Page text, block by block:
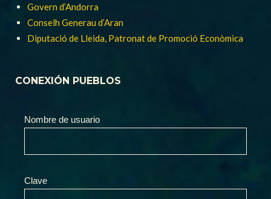
Govern d’Andorra
Conselh Generau d’Aran
Diputació de Lleida, Patronat de Promoció Econòmica
CONEXIÓN PUEBLOS
Nombre de usuario
Clave